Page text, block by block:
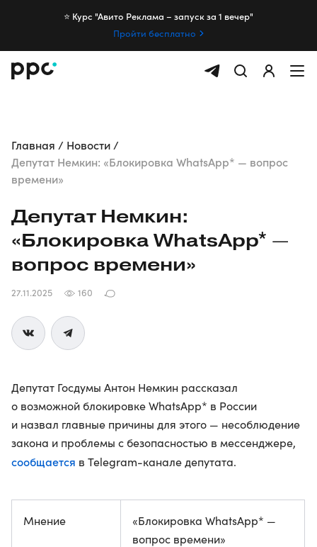
⭐️ Курс "Авито Реклама – запуск за 1 вечер"
Пройти бесплатно
Главная
Новости
Депутат Немкин: «Блокировка WhatsApp* — вопрос
времени»
Депутат Немкин:
«Блокировка WhatsApp* —
вопрос времени»
27.11.2025 160
Депутат Госдумы Антон Немкин рассказал
о возможной блокировке WhatsApp* в России
и назвал главные причины для этого — несоблюдение
закона и проблемы с безопасностью в мессенджере,
сообщается в Telegram-канале депутата.
Мнение
«Блокировка WhatsApp* —
вопрос времени»